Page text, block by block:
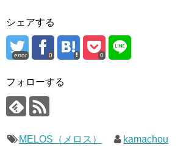
シェアする
error 0 0
フォローする
MELOS（メロス） kamachou